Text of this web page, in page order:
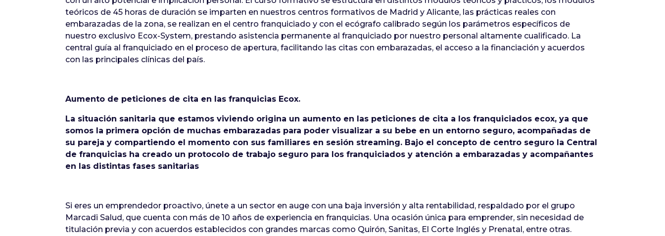
teóricos de 45 horas de duración se imparten en nuestros centros formativos de Madrid y Alicante, las prácticas reales con
embarazadas de la zona, se realizan en el centro franquiciado y con el ecógrafo calibrado según los parámetros específicos de
nuestro exclusivo Ecox-System, prestando asistencia permanente al franquiciado por nuestro personal altamente cualificado. La
central guía al franquiciado en el proceso de apertura, facilitando las citas con embarazadas, el acceso a la financiación y acuerdos
con las principales clínicas del país.
Aumento de peticiones de cita en las franquicias Ecox.
La situación sanitaria que estamos viviendo origina un aumento en las peticiones de cita a los franquiciados ecox, ya que
somos la primera opción de muchas embarazadas para poder visualizar a su bebe en un entorno seguro, acompañadas de
su pareja y compartiendo el momento con sus familiares en sesión streaming. Bajo el concepto de centro seguro la Central
de franquicias ha creado un protocolo de trabajo seguro para los franquiciados y atención a embarazadas y acompañantes
en las distintas fases sanitarias
Si eres un emprendedor proactivo, únete a un sector en auge con una baja inversión y alta rentabilidad, respaldado por el grupo
Marcadi Salud, que cuenta con más de 10 años de experiencia en franquicias. Una ocasión única para emprender, sin necesidad de
titulación previa y con acuerdos establecidos con grandes marcas como Quirón, Sanitas, El Corte Inglés y Prenatal, entre otras.